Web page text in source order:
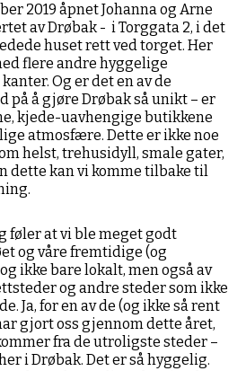
2019 åpnet Johanna og Arne
av Drøbak - i Torggata 2, i det
huset rett ved torget. Her
flere andre hyggelige
Og er det en av de
på å gjøre Drøbak så unikt – er
kjede-uavhengige butikkene
atmosfære. Dette er ikke noe
helst, trehusidyll, smale gater,
dette kan vi komme tilbake til
føler at vi ble meget godt
og våre fremtidige (og
ikke bare lokalt, men også av
og andre steder som ikke
Ja, for en av de (og ikke så rent
gjort oss gjennom dette året,
fra de utroligste steder –
i Drøbak. Det er så hyggelig.